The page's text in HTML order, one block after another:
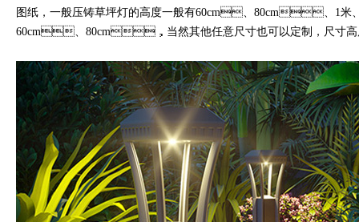
图纸，一般压铸草坪灯的高度一般有60cm、80cm、1米、
60cm、80cm，当然其他任意尺寸也可以定制，尺寸高